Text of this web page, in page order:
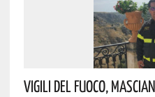
Vigili Del Fuoco,